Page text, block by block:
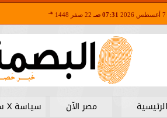
07:31 صـ 22 صفر 1448 هـ
الرئيسية مصر الآن سياسة X سياسة